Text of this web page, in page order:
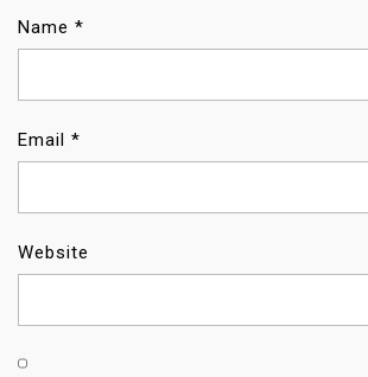
Name *
Email *
Website